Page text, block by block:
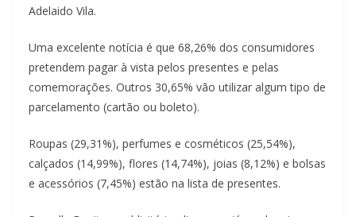
Adelaido Vila.
Uma excelente notícia é que 68,26% dos consumidores
pretendem pagar à vista pelos presentes e pelas
comemorações. Outros 30,65% vão utilizar algum tipo de
parcelamento (cartão ou boleto).
Roupas (29,31%), perfumes e cosméticos (25,54%),
calçados (14,99%), flores (14,74%), joias (8,12%) e bolsas
e acessórios (7,45%) estão na lista de presentes.